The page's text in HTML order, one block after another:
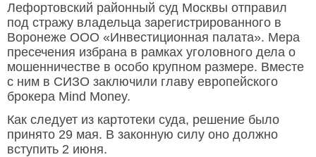
Лефортовский районный суд Москвы отправил
под стражу владельца зарегистрированного в
Воронеже ООО «Инвестиционная палата». Мера
пресечения избрана в рамках уголовного дела о
мошенничестве в особо крупном размере. Вместе
с ним в СИЗО заключили главу европейского
брокера Mind Money.
Как следует из картотеки суда, решение было
принято 29 мая. В законную силу оно должно
вступить 2 июня.